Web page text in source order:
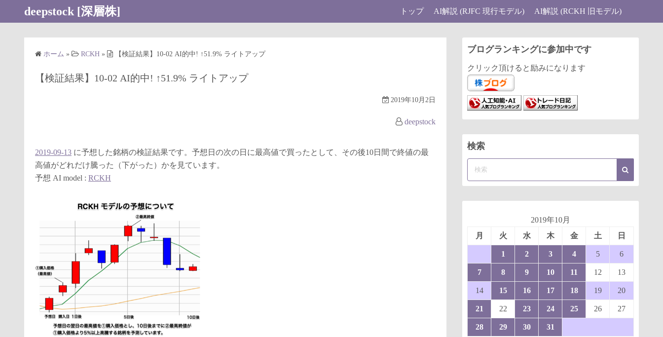
deepstock [深層株] トップ AI解説 (RJFC 現行モデル) AI解説 (RCKH 旧モデル)
ホーム » RCKH » 【検証結果】10-02 AI的中! ↑51.9% ライトアップ
【検証結果】10-02 AI的中! ↑51.9% ライトアップ
2019年10月2日
deepstock
2019-09-13 に予想した銘柄の検証結果です。予想日の次の日に最高値で買ったとして、その後10日間で終値の最
高値がどれだけ騰った（下がった）かを見ています。
予想 AI model : RCKH
ブログランキングに参加中です
クリック頂けると励みになります
検索
2019年10月
月
火 水 木 金 土 日
1 2 3 4 5 6
7 8 9 10 11 12 13
14 15 16 17 18 19 20
21 22 23 24 25 26 27
28 29 30 31